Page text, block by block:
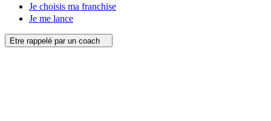
Je choisis ma franchise
Je me lance
Etre rappelé par un coach